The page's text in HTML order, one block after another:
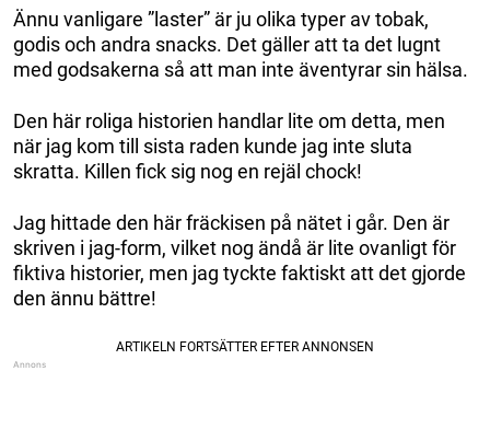
Ännu vanligare ”laster” är ju olika typer av tobak,
godis och andra snacks. Det gäller att ta det lugnt
med godsakerna så att man inte äventyrar sin hälsa.
Den här roliga historien handlar lite om detta, men
när jag kom till sista raden kunde jag inte sluta
skratta. Killen fick sig nog en rejäl chock!
Jag hittade den här fräckisen på nätet i går. Den är
skriven i jag-form, vilket nog ändå är lite ovanligt för
fiktiva historier, men jag tyckte faktiskt att det gjorde
den ännu bättre!